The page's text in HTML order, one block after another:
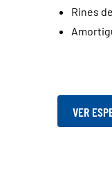
Rines
VER